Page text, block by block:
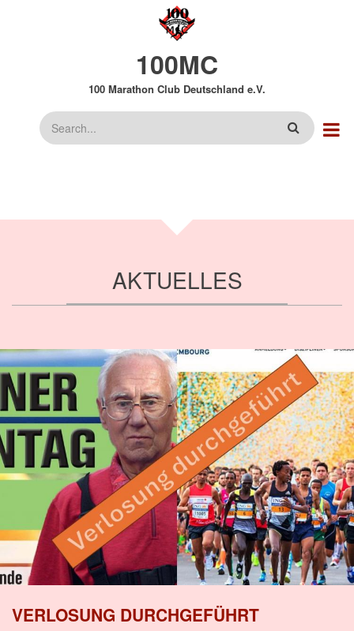
100MC
100 Marathon Club Deutschland e.V.
Suche
AKTUELLES
VERLOSUNG DURCHGEFÜHRT